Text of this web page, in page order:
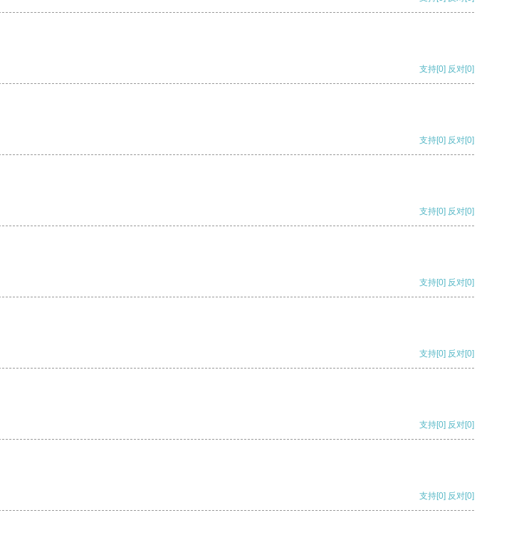
支持[0] 反对[0]
支持[0] 反对[0]
支持[0] 反对[0]
支持[0] 反对[0]
支持[0] 反对[0]
支持[0] 反对[0]
支持[0] 反对[0]